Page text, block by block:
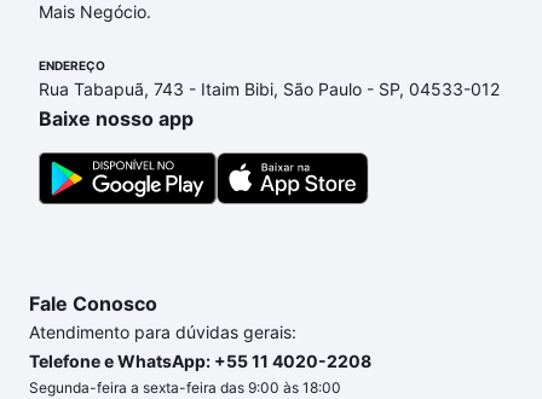
Mais Negócio.
ENDEREÇO
Rua Tabapuã, 743 - Itaim Bibi, São Paulo - SP, 04533-012
Baixe nosso app
Fale Conosco
Atendimento para dúvidas gerais:
Telefone e WhatsApp: +55 11 4020-2208
Segunda-feira a sexta-feira das 9:00 às 18:00